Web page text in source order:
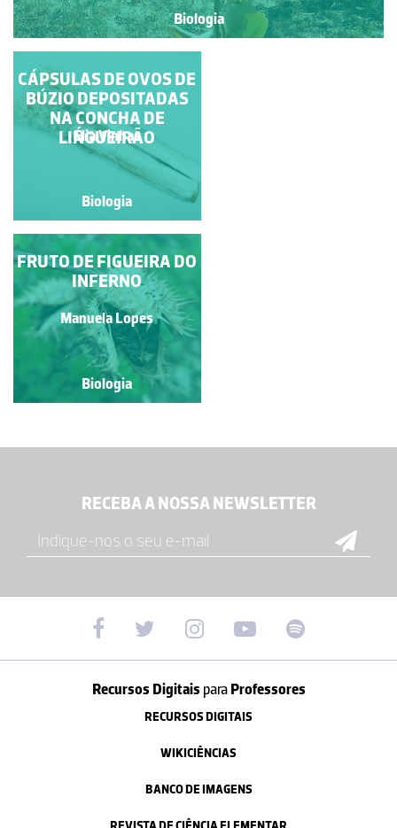
Biologia
BRIÓFITOS, CÁPSULA
DE UM MUSGO
Mº Fátima D. Cotrim C.
Fonseca
Biologia
CÁPSULAS DE OVOS DE
BÚZIO DEPOSITADAS
NA CONCHA DE
LINGUEIRÃO
Élia Vinhas
Biologia
CÁPSULA DE
BRIÓFITA APÓS
DEISCÊNCIA DOS
ESPOROS
Ana Cristina Rito
Biologia
FRUTO DE FIGUEIRA DO
INFERNO
Manuela Lopes
Biologia
RECEBA A NOSSA NEWSLETTER
Recursos Digitais paraProfessores
RECURSOS DIGITAIS
WIKICIÊNCIAS
BANCO DE IMAGENS